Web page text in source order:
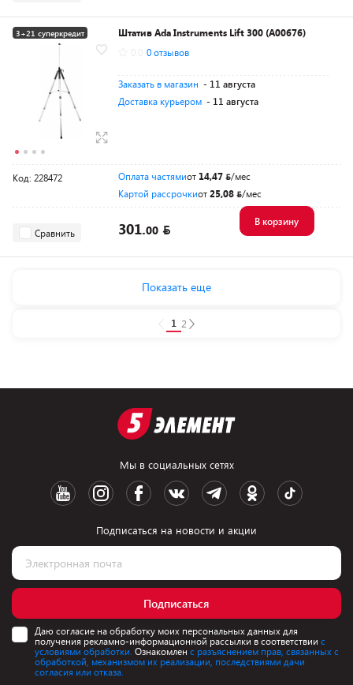
3+21 суперкредит
Штатив Ada Instruments Lift 300 (A00676)
0 отзывов
Заказать в магазин - 11 августа
Доставка курьером - 11 августа
Код: 228472 Оплата частямиот 14,47
/мес
Картой рассрочкиот25,08 /мес
Сравнить 301.00
В корзину
Показать еще
1 2
Мы в социальных сетях
Подписаться на новости и акции
Подписаться
Даю согласие на обработку моих персональных данных для
получения рекламно-информационной рассылки в соответствии с
условиями обработки. Ознакомлен с разъяснением прав, связанных с
обработкой, механизмом их реализации, последствиями дачи
согласия или отказа.